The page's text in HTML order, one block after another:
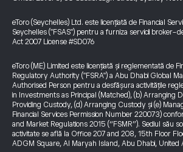
eToro (Seychelles) Ltd. este licențiată de Financial
Seychelles ("FSAS") pentru a furniza servicii broker-
Act 2007 License #SD076
eToro (ME) Limited este licențiată și reglementată de
Regulatory Authority ("FSRA") a Abu Dhabi Global
Authorised Person pentru a desfășura activitățile
in Investments as Principal (Matched), (b) Arranging
Providing Custody, (d) Arranging Custody și (e)
Financial Services Permission Number 220073)
and Market Regulations 2015 (“FSMR”). Sediul său
activitate se află la Office 207 and 208, 15th Floor
ADGM Square, Al Maryah Island, Abu Dhabi, United